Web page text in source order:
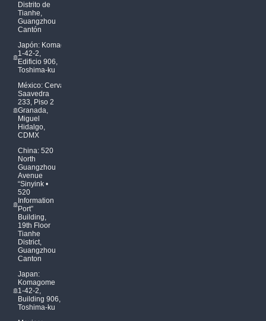
Distrito de
Tianhe,
Guangzhou
Cantón
Japón: Komagome
1-42-2,
Edificio 906,
Toshima-ku
México: Cervantes
Saavedra
233, Piso 2
Granada,
Miguel
Hidalgo,
CDMX
China: 520
North
Guangzhou
Avenue
“Sinyink •
520
Information
Port”
Building,
19th Floor
Tianhe
District,
Guangzhou
Canton
Japan:
Komagome
1-42-2,
Building 906,
Toshima-ku